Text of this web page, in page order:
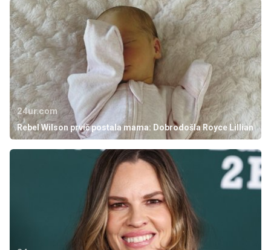
24ur.com
Rebel Wilson prvič postala mama: Dobrodošla Royce Lillian